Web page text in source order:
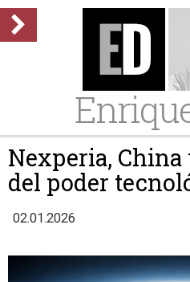
Nexperia,
del poder
02.01.2026